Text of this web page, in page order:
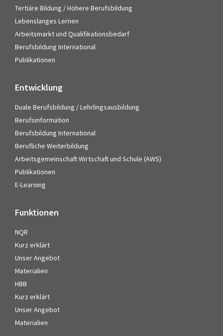
Tertiäre Bildung / Höhere Berufsbildung
Lebenslanges Lernen
Arbeitsmarkt und Qualifikationsbedarf
Berufsbildung International
Publikationen
Entwicklung
Duale Berufsbildung / Lehrlingsausbildung
Berufsinformation
Berufsbildung International
Berufliche Weiterbildung
Arbeitsgemeinschaft Wirtschaft und Schule (AWS)
Publikationen
E-Learning
Funktionen
NQR
Kurz erklärt
Unser Angebot
Materialien
HBB
Kurz erklärt
Unser Angebot
Materialien